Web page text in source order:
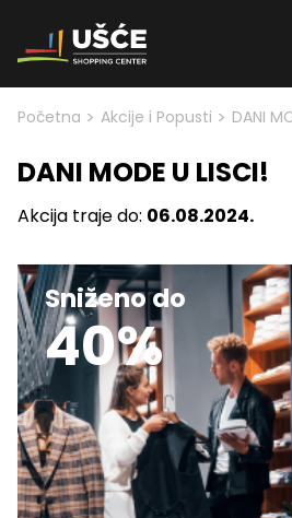
Skip to content
Početna > Akcije i Popusti > DANI
DANI MODE U LISCI!
Akcija traje do: 06.08.2024.
Sniženo do
40%